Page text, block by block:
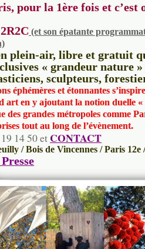
pour la 1ère fois et
(et son épatante
plein-air, libre et gratuit
« grandeur nature
sculpteurs,
éphémères et étonnantes
art en y ajoutant la notion duelle
des grandes métropoles comme
tout au long de l’évènement.
14 50 et CONTACT
/ Bois de Vincennes / Paris